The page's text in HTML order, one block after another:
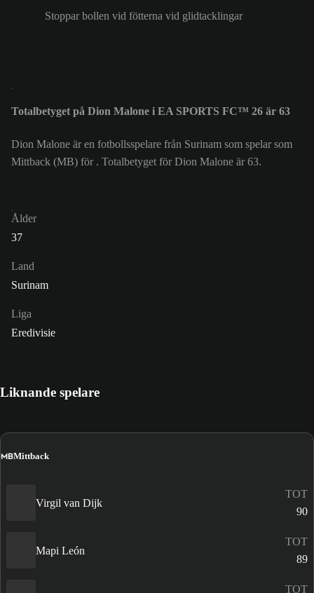
Stoppar bollen vid fötterna vid glidtacklingar
Totalbetyget på Dion Malone i EA SPORTS FC™ 26 är 63
Dion Malone är en fotbollsspelare från Surinam som spelar som
Mittback (MB) för . Totalbetyget för Dion Malone är 63.
Ålder
37
Land
Surinam
Liga
Eredivisie
Liknande spelare
MBMittback
Virgil van Dijk
TOT
90
Mapi León
TOT
89
TOT